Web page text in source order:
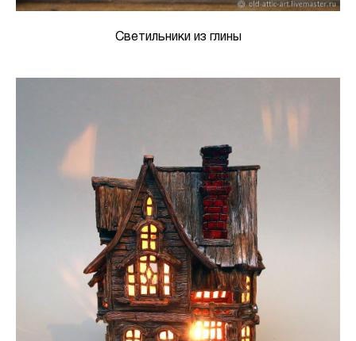
Светильники из глины